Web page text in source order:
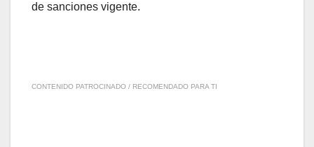
de sanciones vigente.
CONTENIDO PATROCINADO / RECOMENDADO PARA TI